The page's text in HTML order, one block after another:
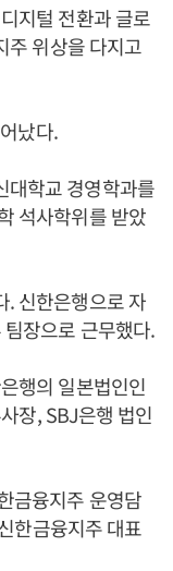
지털 전환과 글로
주 위상을 다지고
났다.
대학교 경영학과를
석사학위를 받았
. 신한은행으로 자
장으로 근무했다.
행의 일본법인인
장, SBJ은행 법인
금융지주 운영담
한금융지주 대표